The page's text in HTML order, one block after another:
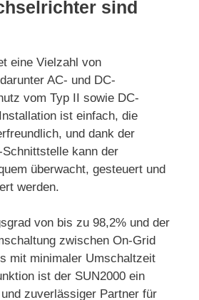
sind
eine Vielzahl von
AC- und DC-
vom Typ II sowie DC-
ist einfach, die
und dank der
kann der
überwacht, gesteuert und
werden.
von bis zu 98,2% und der
zwischen On-Grid
mit minimaler Umschaltzeit
ist der SUN2000 ein
zuverlässiger Partner für